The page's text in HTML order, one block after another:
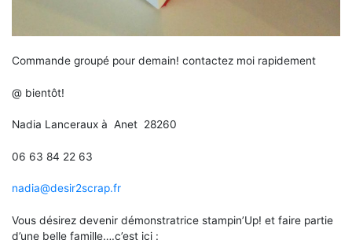
Commande groupé pour demain! contactez moi rapidement
@ bientôt!
Nadia Lanceraux à Anet 28260
06 63 84 22 63
nadia@desir2scrap.fr
Vous désirez devenir démonstratrice stampin’Up! et faire partie
d’une belle famille….c’est ici :